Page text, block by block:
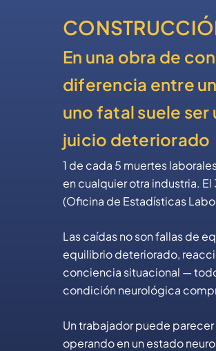
En una obra de
diferencia entre
uno fatal suele
juicio deteriorado
1 de cada 5 muertes
en cualquier otra industria.
(Oficina de Estadísticas
Las caídas no son fallas de
equilibrio deteriorado,
conciencia situacional —
condición neurológica
Un trabajador puede
operando en un estado